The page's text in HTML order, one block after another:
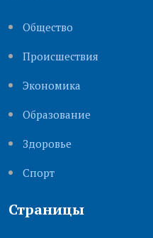
Общество
Происшествия
Экономика
Образование
Здоровье
Cпорт
Страницы